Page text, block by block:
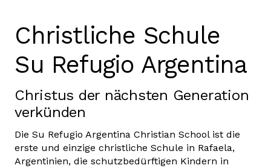
Christliche Schule
Su Refugio Argentina
Christus der nächsten Generation
verkünden
Die Su Refugio Argentina Christian School ist die
erste und einzige christliche Schule in Rafaela,
Argentinien, die schutzbedürftigen Kindern in